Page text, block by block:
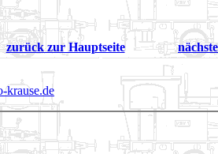
zurück zur Hauptseite
krause.de